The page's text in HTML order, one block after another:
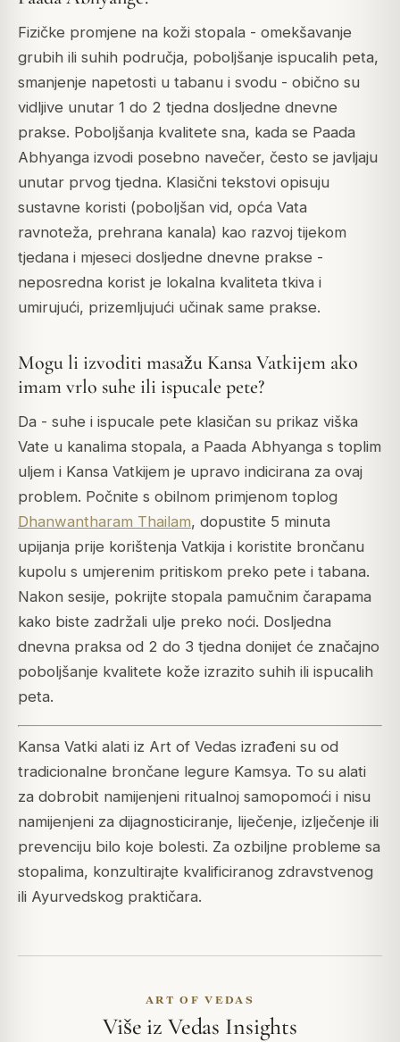
Fizičke promjene na koži stopala - omekšavanje
grubih ili suhih područja, poboljšanje ispucalih peta,
smanjenje napetosti u tabanu i svodu - obično su
vidljive unutar 1 do 2 tjedna dosljedne dnevne
prakse. Poboljšanja kvalitete sna, kada se Paada
Abhyanga izvodi posebno navečer, često se javljaju
unutar prvog tjedna. Klasični tekstovi opisuju
sustavne koristi (poboljšan vid, opća Vata
ravnoteža, prehrana kanala) kao razvoj tijekom
tjedana i mjeseci dosljedne dnevne prakse -
neposredna korist je lokalna kvaliteta tkiva i
umirujući, prizemljujući učinak same prakse.
Mogu li izvoditi masažu Kansa Vatkijem ako
imam vrlo suhe ili ispucale pete?
Da - suhe i ispucale pete klasičan su prikaz viška
Vate u kanalima stopala, a Paada Abhyanga s toplim
uljem i Kansa Vatkijem je upravo indicirana za ovaj
problem. Počnite s obilnom primjenom toplog
Dhanwantharam Thailam, dopustite 5 minuta
upijanja prije korištenja Vatkija i koristite brončanu
kupolu s umjerenim pritiskom preko pete i tabana.
Nakon sesije, pokrijte stopala pamučnim čarapama
kako biste zadržali ulje preko noći. Dosljedna
dnevna praksa od 2 do 3 tjedna donijet će značajno
poboljšanje kvalitete kože izrazito suhih ili ispucalih
peta.
Kansa Vatki alati iz Art of Vedas izrađeni su od
tradicionalne brončane legure Kamsya. To su alati
za dobrobit namijenjeni ritualnoj samopomoći i nisu
namijenjeni za dijagnosticiranje, liječenje, izlječenje ili
prevenciju bilo koje bolesti. Za ozbiljne probleme sa
stopalima, konzultirajte kvalificiranog zdravstvenog
ili Ayurvedskog praktičara.
ART OF VEDAS
Više iz Vedas Insights